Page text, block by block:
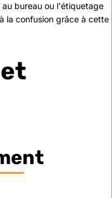
bureau ou l'étiquetage
la confusion grâce à cette